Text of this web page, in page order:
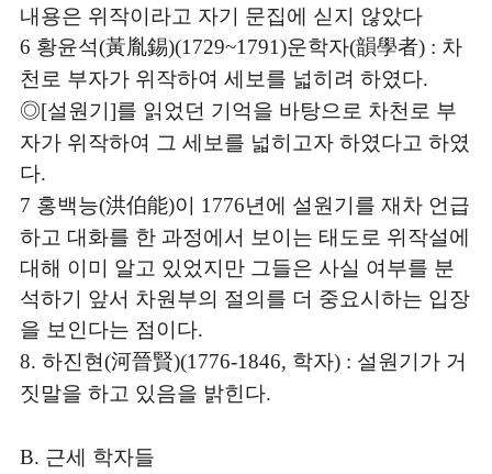
내용은 위작이라고 자기 문집에 싣지 않았다
6 황윤석(黃胤錫)(1729~1791)운학자(韻學者) : 차
천로 부자가 위작하여 세보를 넓히려 하였다.
◎[설원기]를 읽었던 기억을 바탕으로 차천로 부
자가 위작하여 그 세보를 넓히고자 하였다고 하였
다.
7 홍백능(洪伯能)이 1776년에 설원기를 재차 언급
하고 대화를 한 과정에서 보이는 태도로 위작설에
대해 이미 알고 있었지만 그들은 사실 여부를 분
석하기 앞서 차원부의 절의를 더 중요시하는 입장
을 보인다는 점이다.
8. 하진현(河晉賢)(1776-1846, 학자) : 설원기가 거
짓말을 하고 있음을 밝힌다.
B. 근세 학자들